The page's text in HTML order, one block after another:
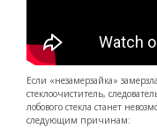
Если «незамерзайка»
стеклоочиститель,
лобового стекла станет
следующим причинам: